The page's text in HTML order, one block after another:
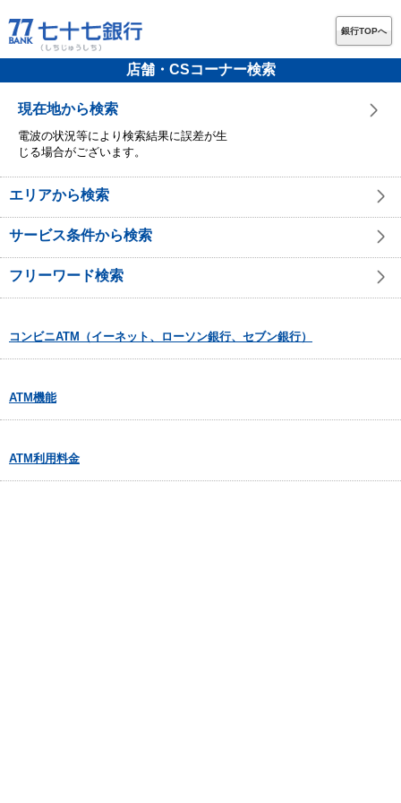
銀行TOPへ
店舗・CSコーナー検索
現在地から検索
電波の状況等により検索結果に誤差が生
じる場合がございます。
エリアから検索
サービス条件から検索
フリーワード検索
コンビニATM（イーネット、ローソン銀行、セブン銀行）
ATM機能
ATM利用料金